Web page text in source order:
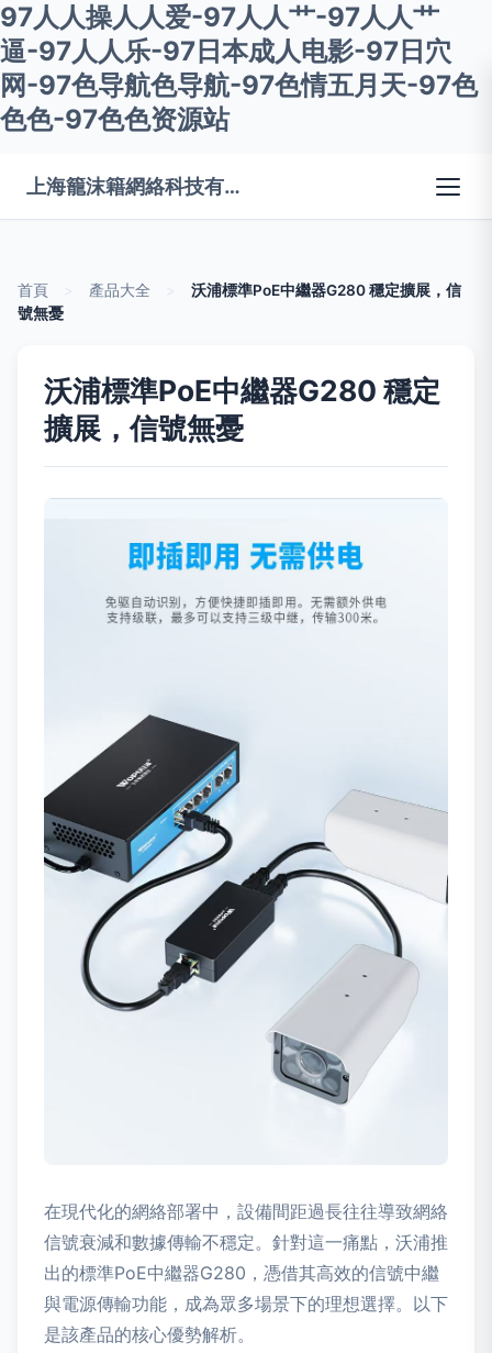
97人人操人人爱-97人人艹-97人人艹
逼-97人人乐-97日本成人电影-97日穴
网-97色导航色导航-97色情五月天-97色
色色-97色色资源站
上海籠沫籍網絡科技有限公司
首頁 產品大全
沃浦標準PoE中繼器G280 穩定擴展，信
號無憂
沃浦標準PoE中繼器G280 穩定
擴展，信號無憂
在現代化的網絡部署中，設備間距過長往往導致網絡
信號衰減和數據傳輸不穩定。針對這一痛點，沃浦推
出的標準PoE中繼器G280，憑借其高效的信號中繼
與電源傳輸功能，成為眾多場景下的理想選擇。以下
是該產品的核心優勢解析。